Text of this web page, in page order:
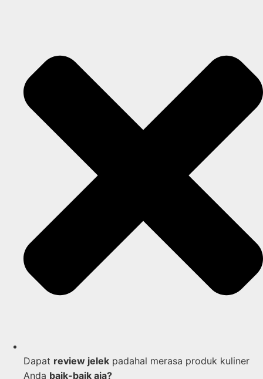
Dapat review jelek padahal merasa produk kuliner
Anda baik-baik aja?